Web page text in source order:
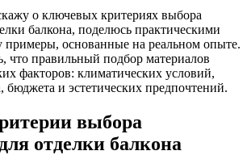
о ключевых критериях выбора
балкона, поделюсь практическими
примеры, основанные на реальном опыте.
что правильный подбор материалов
факторов: климатических условий,
бюджета и эстетических предпочтений.
выбора
отделки балкона